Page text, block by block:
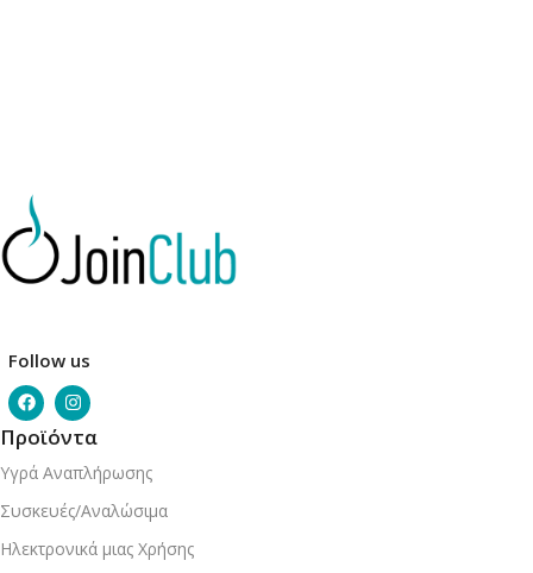
Follow us
Προϊόντα
Υγρά Αναπλήρωσης
Συσκευές/Αναλώσιμα
Ηλεκτρονικά μιας Χρήσης